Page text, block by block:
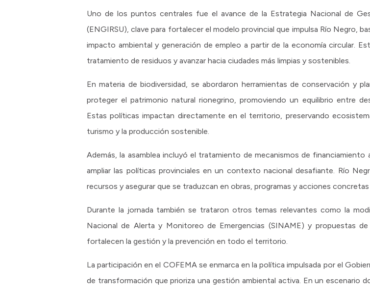
Uno de los puntos centrales fue el avance de la Estrategia Nacional de
(ENGIRSU), clave para fortalecer el modelo provincial que impulsa Río Negro,
impacto ambiental y generación de empleo a partir de la economía circular.
tratamiento de residuos y avanzar hacia ciudades más limpias y sostenibles.
En materia de biodiversidad, se abordaron herramientas de conservación y
proteger el patrimonio natural rionegrino, promoviendo un equilibrio entre
Estas políticas impactan directamente en el territorio, preservando
turismo y la producción sostenible.
Además, la asamblea incluyó el tratamiento de mecanismos de
ampliar las políticas provinciales en un contexto nacional desafiante. Río
recursos y asegurar que se traduzcan en obras, programas y acciones concretas
Durante la jornada también se trataron otros temas relevantes como la
Nacional de Alerta y Monitoreo de Emergencias (SINAME) y propuestas
fortalecen la gestión y la prevención en todo el territorio.
La participación en el COFEMA se enmarca en la política impulsada por el
de transformación que prioriza una gestión ambiental activa. En un escenario